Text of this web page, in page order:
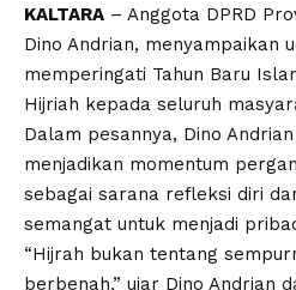
KALTARA – Anggota DPRD
Dino Andrian, menyampaikan
memperingati Tahun Baru
Hijriah kepada seluruh
Dalam pesannya, Dino
menjadikan momentum
sebagai sarana refleksi diri
semangat untuk menjadi
“Hijrah bukan tentang
berbenah,” ujar Dino Andrian